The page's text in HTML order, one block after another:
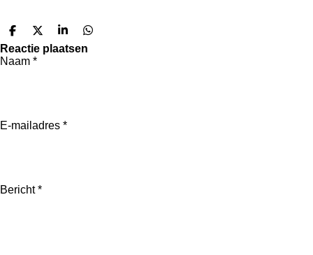
D
e
l
e
D
e
e
S
h
D
e
Reactie plaatsen
Naam *
E-mailadres *
Bericht *